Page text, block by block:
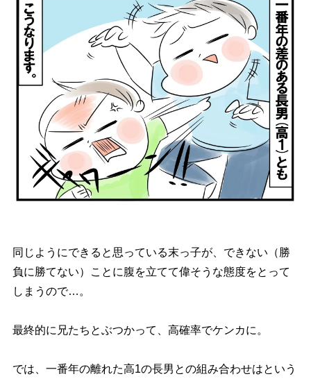
同じようにできると思っている末っ子が、できない（勝
負に勝てない）ことに腹を立てて偉そうな態度をとって
しまうので…。
最終的に兄たちとぶつかって、高確率でケンカに。
では、一番年の離れた高1の長男との組み合わせはという